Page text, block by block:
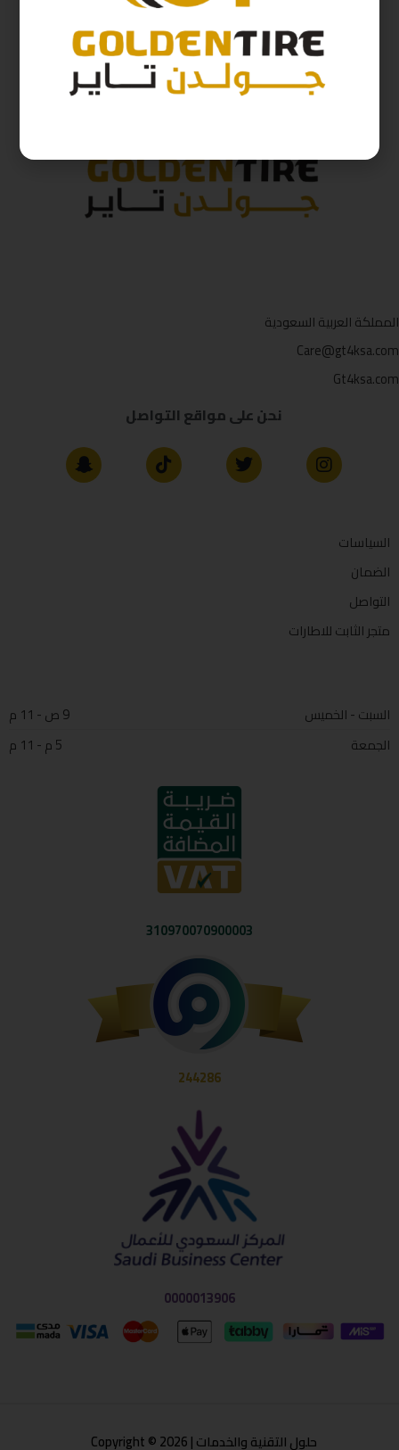
المملكة العربية السعودية
Care@gt4ksa.com
Gt4ksa.com
نحن على مواقع التواصل
السياسات
الضمان
التواصل
متجر الثابت للاطارات
السبت - الخميس
9 ص - 11 م
الجمعة
5 م - 11 م
310970070900003
244286
0000013906
حلول التقنية والخدمات | Copyright © 2026